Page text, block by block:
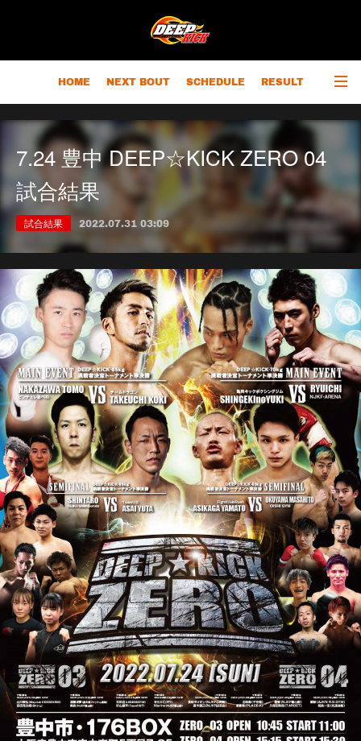
HOME NEXT BOUT SCHEDULE RESULT
RANKING CHAMPIONS OUTLINE
7.24 豊中 DEEP☆KICK ZERO 04
試合結果
試合結果 2022.07.31 03:09